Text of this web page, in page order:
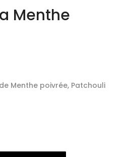
Menthe
Menthe poivrée, Patchouli